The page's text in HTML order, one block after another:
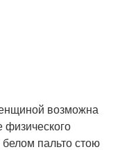
возможна
физического
пальто стою